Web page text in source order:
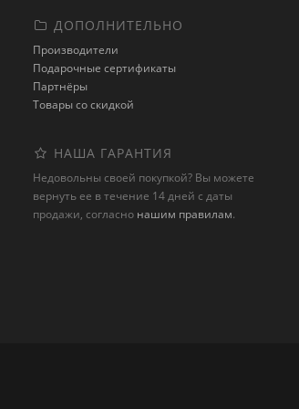
ДОПОЛНИТЕЛЬНО
Производители
Подарочные сертификаты
Партнёры
Товары со скидкой
НАША ГАРАНТИЯ
Недовольны своей покупкой? Вы можете
вернуть ее в течение 14 дней с даты
продажи, согласно нашим правилам.